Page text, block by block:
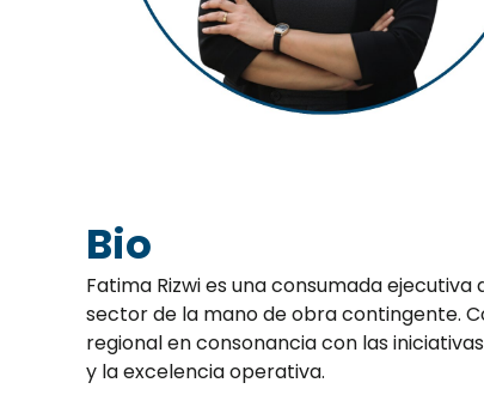
Bio
Fatima Rizwi es una consumada
sector de la mano de obra contingente.
regional en consonancia con las
y la excelencia operativa.